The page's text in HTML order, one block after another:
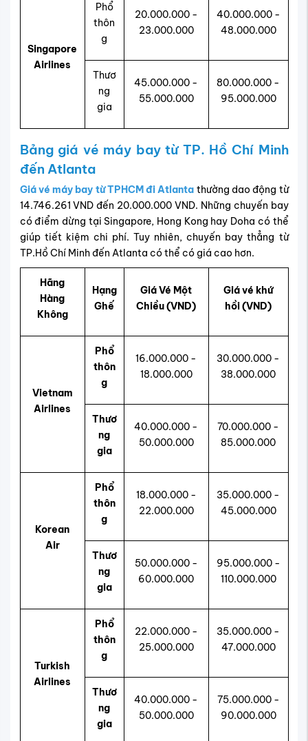
Singapore
Airlines
Phổ
thôn
g
20.000.000 -
23.000.000
40.000.000 -
48.000.000
Thươ
ng
gia
45.000.000 -
55.000.000
80.000.000 -
95.000.000
Bảng giá vé máy bay từ TP. Hồ Chí Minh
đến Atlanta
Giá vé máy bay từ TPHCM đi Atlanta thường dao động từ
14.746.261 VND đến 20.000.000 VND. Những chuyến bay
có điểm dừng tại Singapore, Hong Kong hay Doha có thể
giúp tiết kiệm chi phí. Tuy nhiên, chuyến bay thẳng từ
TP.Hồ Chí Minh đến Atlanta có thể có giá cao hơn.
Hãng
Hàng
Không
Hạng
Ghế
Giá Vé Một
Chiều (VND)
Giá vé khứ
hồi (VND)
Vietnam
Airlines
Phổ
thôn
g
16.000.000 -
18.000.000
30.000.000 -
38.000.000
Thươ
ng
gia
40.000.000 -
50.000.000
70.000.000 -
85.000.000
Korean
Air
Phổ
thôn
g
18.000.000 -
22.000.000
35.000.000 -
45.000.000
Thươ
ng
gia
50.000.000 -
60.000.000
95.000.000 -
110.000.000
Turkish
Airlines
Phổ
thôn
g
22.000.000 -
25.000.000
35.000.000 -
47.000.000
Thươ
ng
gia
40.000.000 -
50.000.000
75.000.000 -
90.000.000